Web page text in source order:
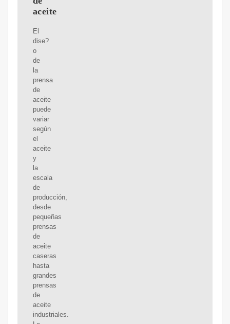
aceite
El
dise?
o
de
la
prensa
de
aceite
puede
variar
según
el
aceite
y
la
escala
de
producción,
desde
pequeñas
prensas
de
aceite
caseras
hasta
grandes
prensas
de
aceite
industriales.